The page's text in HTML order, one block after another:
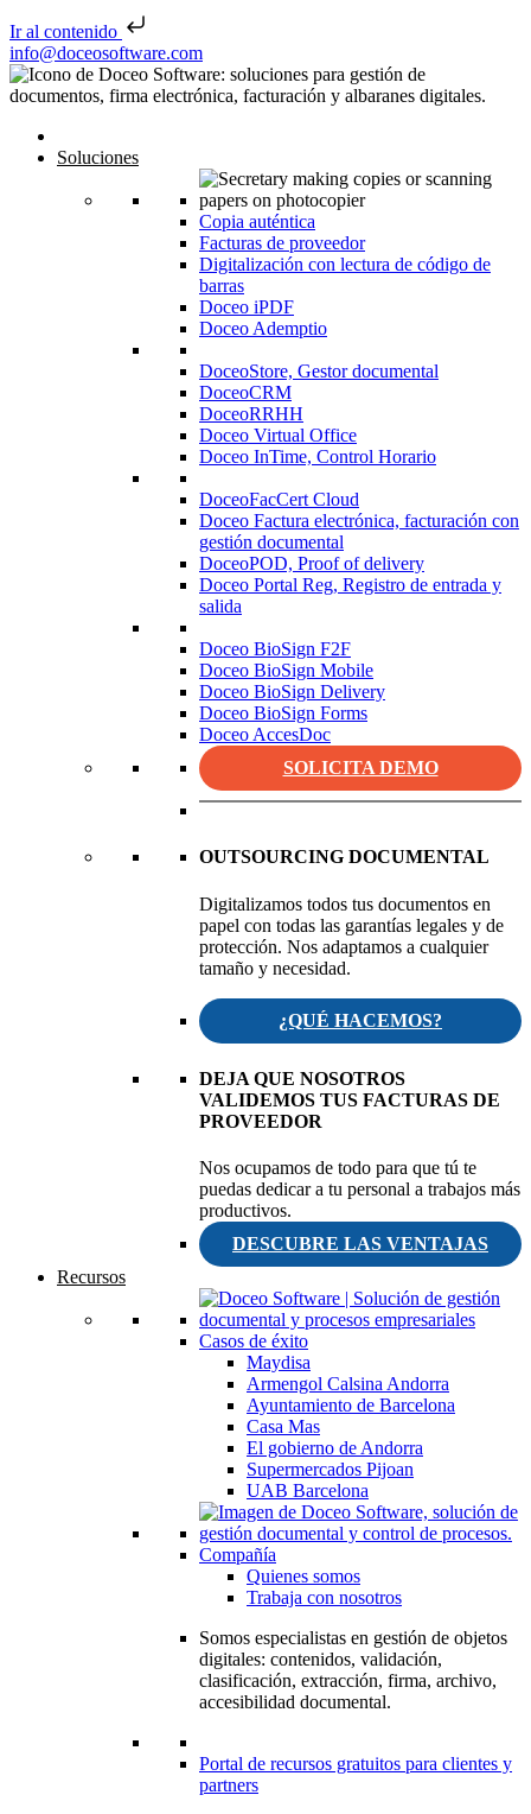
Ir al contenido
Saltar al contenido
info@doceosoftware.com
Soluciones
Copia auténtica
Facturas de proveedor
Digitalización con lectura de código de
barras
Doceo iPDF
Doceo Ademptio
DoceoStore, Gestor documental
DoceoCRM
DoceoRRHH
Doceo Virtual Office
Doceo InTime, Control Horario
DoceoFacCert Cloud
Doceo Factura electrónica, facturación con
gestión documental
DoceoPOD, Proof of delivery
Doceo Portal Reg, Registro de entrada y
salida
Doceo BioSign F2F
Doceo BioSign Mobile
Doceo BioSign Delivery
Doceo BioSign Forms
Doceo AccesDoc
SOLICITA DEMO
OUTSOURCING DOCUMENTAL
Digitalizamos todos tus documentos en
papel con todas las garantías legales y de
protección. Nos adaptamos a cualquier
tamaño y necesidad.
¿QUÉ HACEMOS?
DEJA QUE NOSOTROS
VALIDEMOS TUS FACTURAS DE
PROVEEDOR
Nos ocupamos de todo para que tú te
puedas dedicar a tu personal a trabajos más
productivos.
DESCUBRE LAS VENTAJAS
Recursos
Casos de éxito
Maydisa
Armengol Calsina Andorra
Ayuntamiento de Barcelona
Casa Mas
El gobierno de Andorra
Supermercados Pijoan
UAB Barcelona
Compañía
Quienes somos
Trabaja con nosotros
Somos especialistas en gestión de objetos
digitales: contenidos, validación,
clasificación, extracción, firma, archivo,
accesibilidad documental.
Portal de recursos gratuitos para clientes y
partners